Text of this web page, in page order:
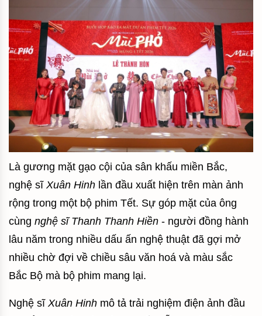
Là gương mặt gạo cội của sân khấu miền Bắc,
nghệ sĩ Xuân Hinh lần đầu xuất hiện trên màn ảnh
rộng trong một bộ phim Tết. Sự góp mặt của ông
cùng nghệ sĩ Thanh Thanh Hiền - người đồng hành
lâu năm trong nhiều dấu ấn nghệ thuật đã gợi mở
nhiều chờ đợi về chiều sâu văn hoá và màu sắc
Bắc Bộ mà bộ phim mang lại.
Nghệ sĩ Xuân Hinh mô tả trải nghiệm điện ảnh đầu